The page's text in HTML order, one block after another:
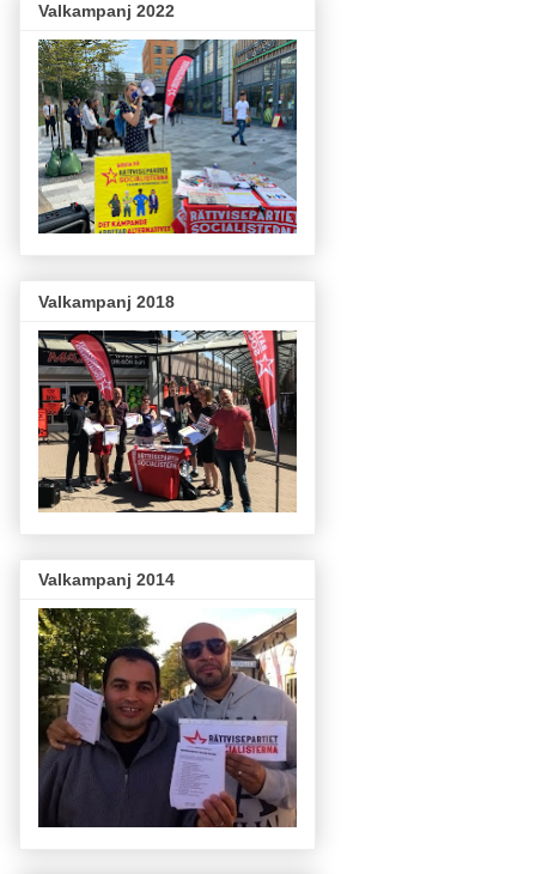
Valkampanj 2022
Valkampanj 2018
Valkampanj 2014